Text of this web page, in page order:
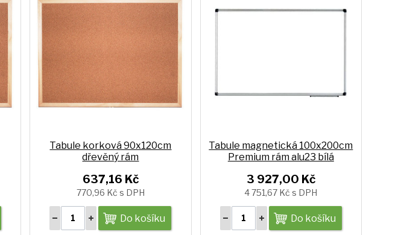
Tabule korková 90x120cm
dřevěný rám
637,16 Kč
770,96 Kč s DPH
Do košíku
Tabule magnetická 100x200cm
Premium rám alu23 bílá
3 927,00 Kč
4 751,67 Kč s DPH
Do košíku